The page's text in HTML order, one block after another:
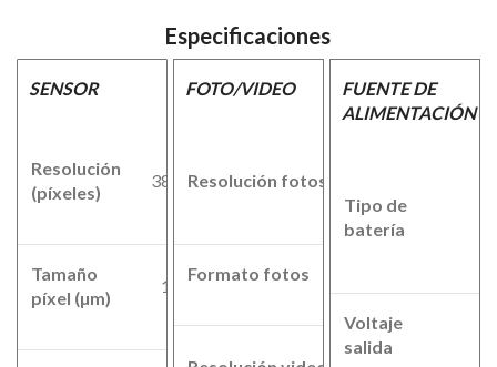
Especificaciones
SENSOR
Resolución
(píxeles)
384x288
Tamaño
píxel (µm)
12x12
FOTO/VIDEO
Resolución fotos
Formato fotos
1024x768
FUENTE DE
ALIMENTACIÓN
Tipo de
batería
Voltaje
salida